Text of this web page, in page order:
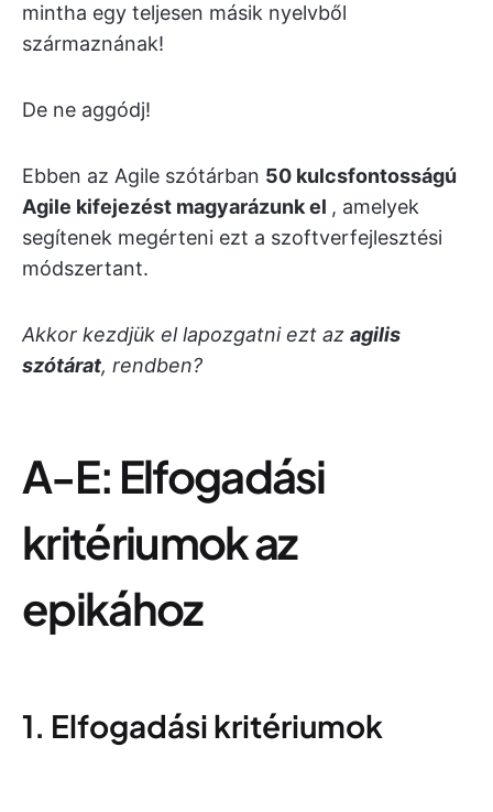
mintha egy teljesen másik nyelvből
származnának!
De ne aggódj!
Ebben az Agile szótárban 50 kulcsfontosságú
Agile kifejezést magyarázunk el , amelyek
segítenek megérteni ezt a szoftverfejlesztési
módszertant.
Akkor kezdjük el lapozgatni ezt az agilis
szótárat, rendben?
A-E: Elfogadási
kritériumok az
epikához
1. Elfogadási kritériumok